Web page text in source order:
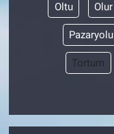
Oltu Olur
Pazaryolu
Tortum